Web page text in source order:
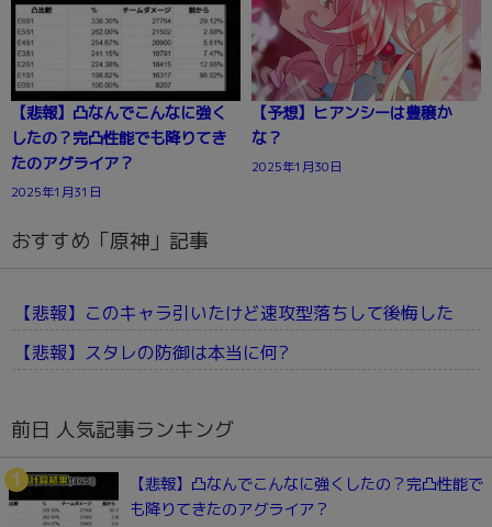
【悲報】凸なんでこんなに強く
したの？完凸性能でも降りてき
たのアグライア？
2025年1月31日
【予想】ヒアンシーは豊穣か
な？
2025年1月30日
おすすめ「原神」記事
【悲報】このキャラ引いたけど速攻型落ちして後悔した
【悲報】スタレの防御は本当に何?
前日 人気記事ランキング
【悲報】凸なんでこんなに強くしたの？完凸性能で
も降りてきたのアグライア？